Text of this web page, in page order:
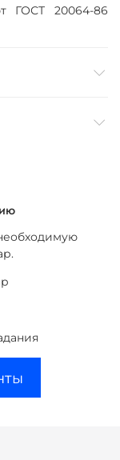
ГОСТ 20064-86